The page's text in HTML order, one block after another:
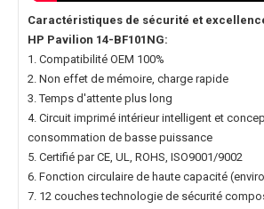
Caractéristiques de sécurité et
HP Pavilion 14-BF101NG:
1. Compatibilité OEM 100%
2. Non effet de mémoire, charge rapide
3. Temps d'attente plus long
4. Circuit imprimé intérieur intelligent et
consommation de basse puissance
5. Certifié par CE, UL, ROHS, ISO9001/9002
6. Fonction circulaire de haute capacité
7. 12 couches technologie de sécurité